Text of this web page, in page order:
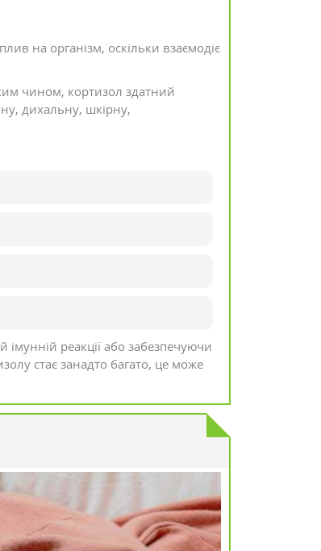
на організм, оскільки взаємодіє
чином, кортизол здатний
дихальну, шкірну,
імунній реакції або забезпечуючи
стає занадто багато, це може